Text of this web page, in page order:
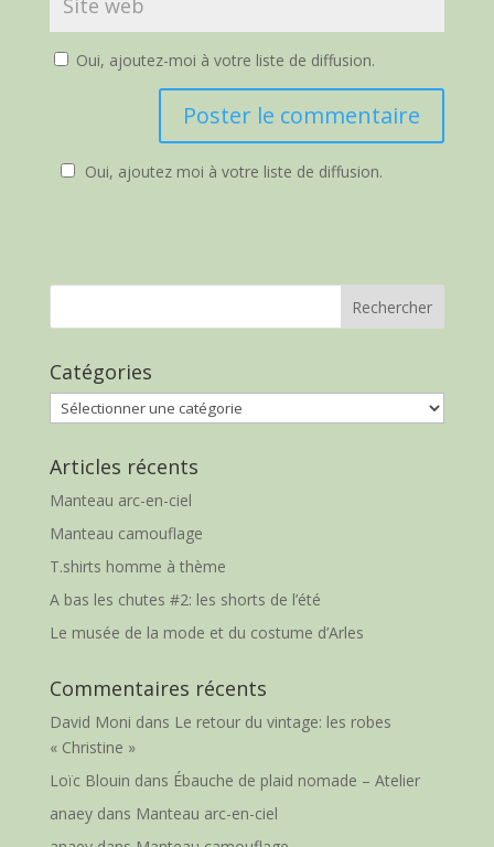
Oui, ajoutez-moi à votre liste de diffusion.
Oui, ajoutez moi à votre liste de diffusion.
Catégories
Catégories
Articles récents
Manteau arc-en-ciel
Manteau camouflage
T.shirts homme à thème
A bas les chutes #2: les shorts de l’été
Le musée de la mode et du costume d’Arles
Commentaires récents
David Moni dans Le retour du vintage: les robes
« Christine »
Loïc Blouin dans Ébauche de plaid nomade – Atelier
anaeydans Manteau arc-en-ciel